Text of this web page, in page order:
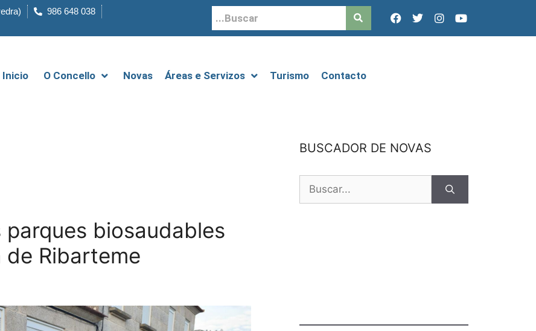
986 648 038
Inicio O Concello Novas Áreas e Servizos Turismo Contacto
biosaudables
de Ribarteme
BUSCADOR DE NOVAS